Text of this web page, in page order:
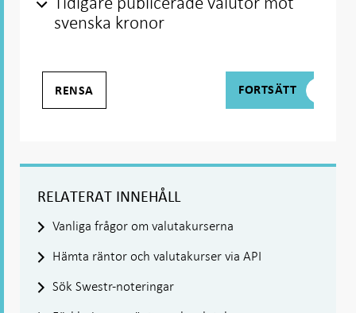
svenska kronor
FORTSÄTT
RELATERAT INNEHÅLL
Vanliga frågor om valutakurserna
Hämta räntor och valutakurser via API
Sök Swestr-noteringar